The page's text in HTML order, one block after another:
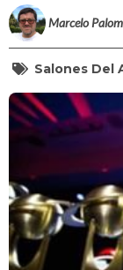
Marcelo
Salones Del